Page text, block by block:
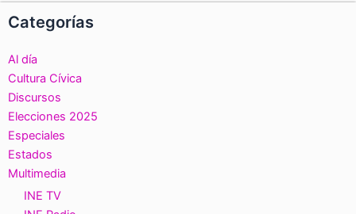
Categorías
Al día
Cultura Cívica
Discursos
Elecciones 2025
Especiales
Estados
Multimedia
INE TV